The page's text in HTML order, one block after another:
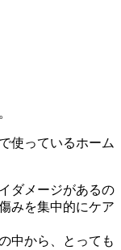
使っているホーム
ダメージがあるの
みを集中的にケア
中から、とっても